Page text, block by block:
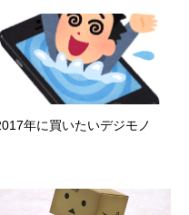
年に買いたいデジモノ